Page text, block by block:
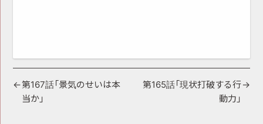
投
稿
第165話「現状打破する行
動力」
第167話「景気のせいは本
当か」